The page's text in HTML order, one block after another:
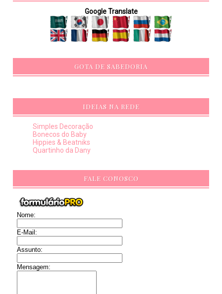
Google Translate
GOTA DE SABEDORIA
IDEIAS NA REDE
Simples Decoração
Bonecos do Baby
Hippies & Beatniks
Quartinho da Dany
FALE CONOSCO
Nome:
E-Mail:
Assunto:
Mensagem: